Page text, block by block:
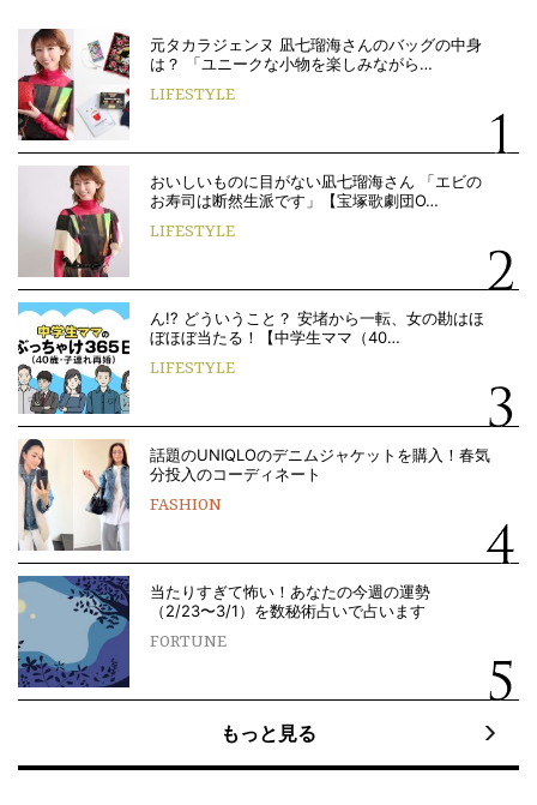
元タカラジェンヌ 凪七瑠海さんのバッグの中身
は？ 「ユニークな小物を楽しみながら…
LIFESTYLE
おいしいものに目がない凪七瑠海さん 「エビの
お寿司は断然生派です」【宝塚歌劇団O…
LIFESTYLE
ん!? どういうこと？ 安堵から一転、女の勘はほ
ぼほぼ当たる！【中学生ママ（40…
LIFESTYLE
話題のUNIQLOのデニムジャケットを購入！春気
分投入のコーディネート
FASHION
当たりすぎて怖い！あなたの今週の運勢
（2/23〜3/1）を数秘術占いで占います
FORTUNE
もっと見る